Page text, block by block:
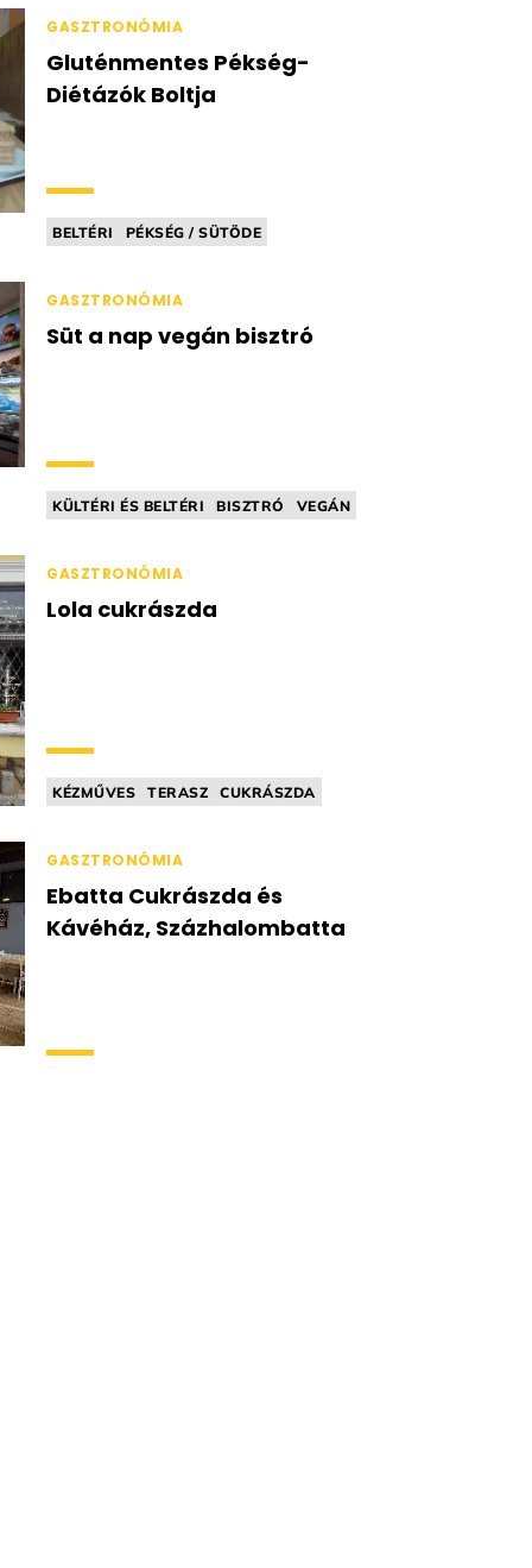
GLUTÉNMENTES
GASZTRONÓMIA
Gluténmentes Pékség-
Diétázók Boltja
BELTÉRI
PÉKSÉG / SÜTÖDE
GLUTÉNMENTES
GASZTRONÓMIA
Süt a nap vegán bisztró
KÜLTÉRI ÉS BELTÉRI BISZTRÓ
VEGÁN
MINDENMENTES
GASZTRONÓMIA
Lola cukrászda
KÉZMŰVES TERASZ
CUKRÁSZDA
GASZTRONÓMIA
Ebatta Cukrászda és
Kávéház, Százhalombatta